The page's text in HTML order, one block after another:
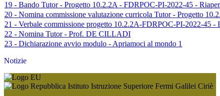
19 - Bando Tutor - Progetto 10.2.2A - FDRPOC-PI-2022-45 -
20 - Nomina commissione valutazione curricola Tutor - Progetto
21 - Verbale commissione progetto 10.2.2A-FDRPOC-PI-2022-45 -
22 - Nomina Tutor - Prof. DE CILLADI
23 - Dichiarazione avvio modulo - Apriamoci al mondo 1
Notizie
Istituto Istruzione Superiore Fermi Galilei Ciriè